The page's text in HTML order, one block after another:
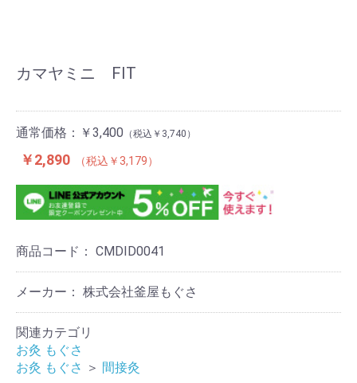
カマヤミニ FIT
通常価格： ￥3,400 ￥3,740
￥2,890 ￥3,179
商品コード： CMDID0041
メーカー： 株式会社釜屋もぐさ
関連カテゴリ
お灸 もぐさ
お灸 もぐさ ＞ 間接灸